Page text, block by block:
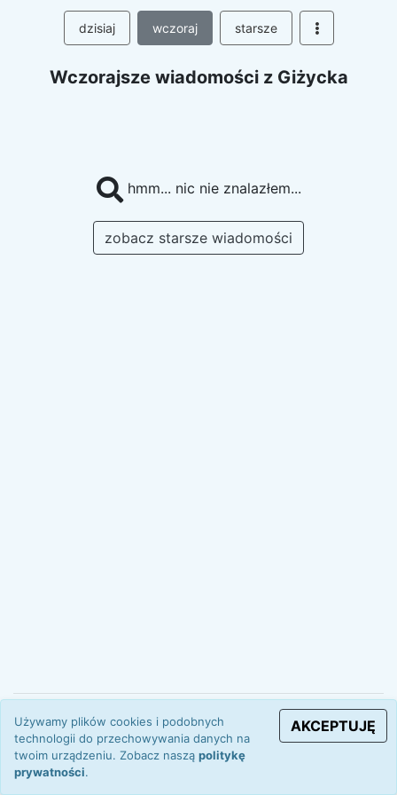
dzisiaj wczoraj starsze
Wczorajsze wiadomości z Giżycka
hmm... nic nie znalazłem...
zobacz starsze wiadomości
natronie.pl polityka prywatności kontakt
AKCEPTUJĘ
Używamy plików cookies i podobnych
technologii do przechowywania danych na
twoim urządzeniu. Zobacz naszą politykę
prywatności.